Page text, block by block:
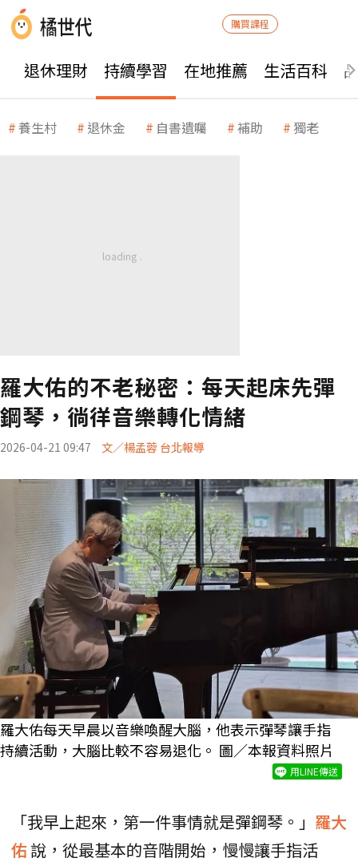
購買課程
退休理財 持續學習 在地推薦 生活百科
養生村 退休金 自書遺囑 補助 獨老
羅大佑的不老秘密：每天起床先彈
鋼琴，徜徉音樂轉化情緒
2026-04-21 09:47 文／楊孟蓉 台北報導
羅大佑每天早晨以音樂喚醒大腦，他表示彈琴讓手指
持續活動，大腦比較不容易退化。 圖／本報資料照片
用LINE傳送
「我早上起來，第一件事情就是彈鋼琴。」 羅大
佑說，從最基本的音階開始，慢慢讓手指活